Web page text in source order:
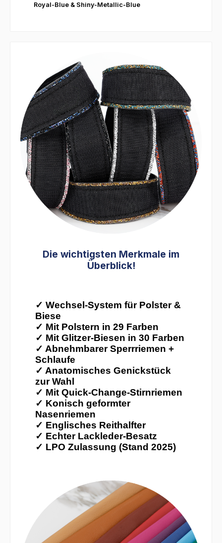
Royal-Blue & Shiny-Metallic-Blue
Die wichtigsten Merkmale im
Überblick!
✓ Wechsel-System für Polster &
Biese
✓ Mit Polstern in 29 Farben
✓ Mit Glitzer-Biesen in 30 Farben
✓ Abnehmbarer Sperrriemen +
Schlaufe
✓ Anatomisches Genickstück
zur Wahl
✓ Mit Quick-Change-Stirnriemen
✓ Konisch geformter
Nasenriemen
✓ Englisches Reithalfter
✓ Echter Lackleder-Besatz
✓ LPO Zulassung (Stand 2025)